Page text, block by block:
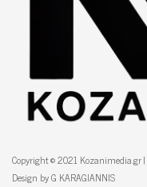
Copyright © 2021 Kozanimedia.gr |
Design by G KARAGIANNIS